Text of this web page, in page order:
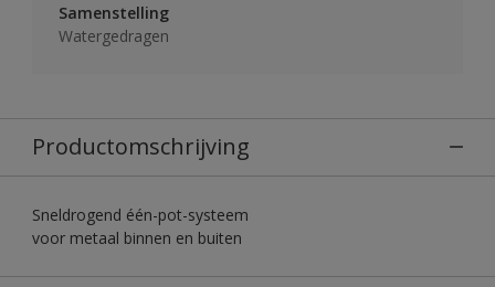
Samenstelling
Watergedragen
Productomschrijving
Sneldrogend één-pot-systeem
voor metaal binnen en buiten